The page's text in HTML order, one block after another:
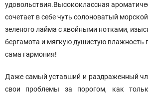
удовольствия.Высококлассная
сочетает в себе чуть солоноватый
зеленого лайма с хвойными нотками,
бергамота и мягкую душистую влажность
сама гармония!
Даже самый уставший и раздраженный
свои проблемы за порогом, как